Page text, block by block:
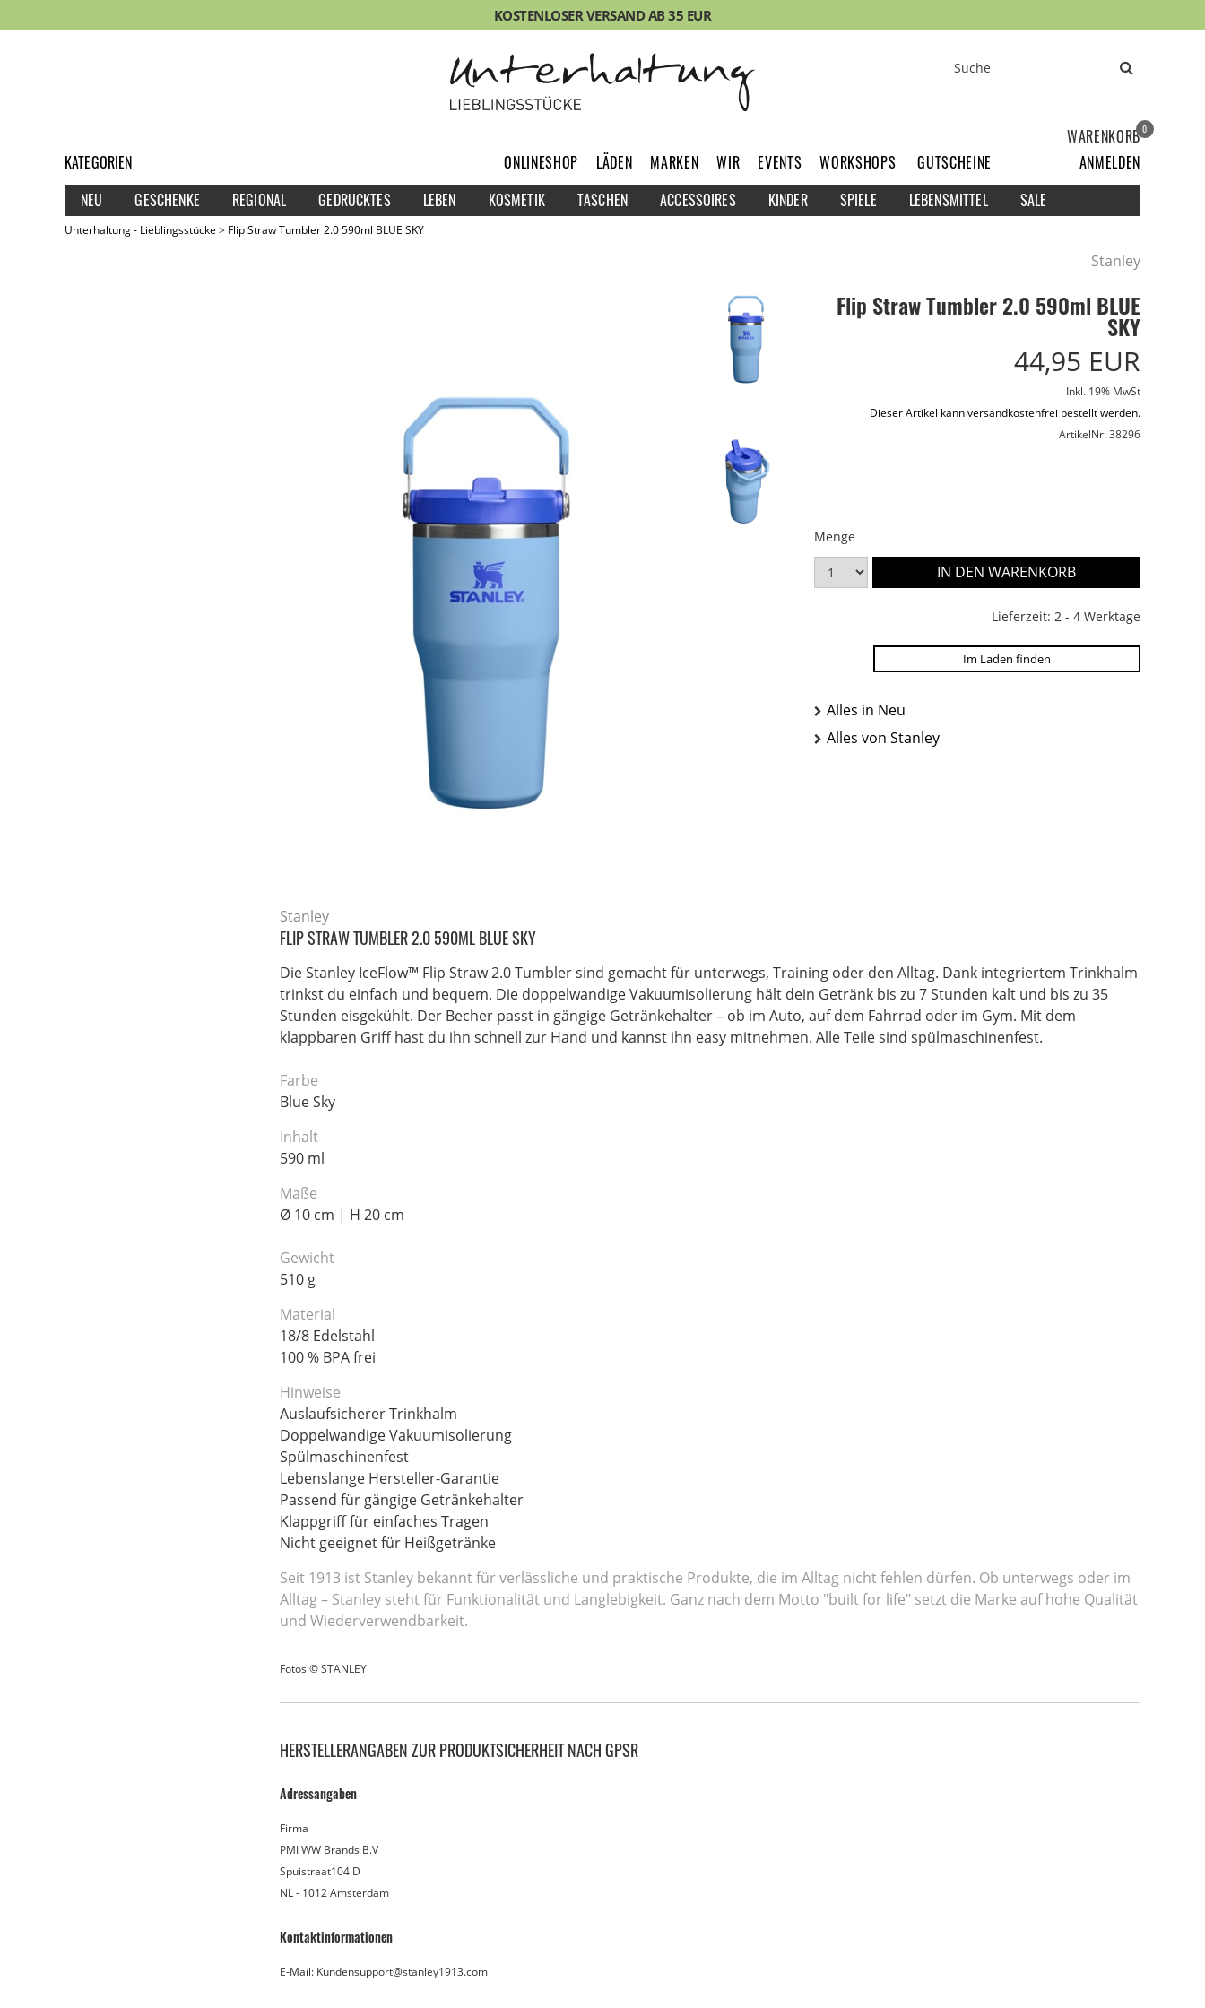
KOSTENLOSER VERSAND AB 35 EUR
KATEGORIEN
NEU
GESCHENKE REGIONAL GEDRUCKTES LEBEN KOSMETIK TASCHEN ACCESSOIRES KINDER SPIELE LEBENSMITTEL SALE
ONLINESHOP LÄDEN MARKEN WIR EVENTS WORKSHOPS GUTSCHEINE
WARENKORB0
ANMELDEN
Unterhaltung - Lieblingsstücke Flip Straw Tumbler 2.0 590ml BLUE SKY
Stanley
Flip Straw Tumbler 2.0 590ml BLUE
SKY
44,95 EUR
Inkl. 19% MwSt
Dieser Artikel kann versandkostenfrei bestellt werden.
ArtikelNr: 38296
Menge
Lieferzeit: 2 - 4 Werktage
Im Laden finden
Alles in Neu
Alles von Stanley
Stanley
FLIP STRAW TUMBLER 2.0 590ML BLUE SKY
Die Stanley IceFlow™ Flip Straw 2.0 Tumbler sind gemacht für unterwegs, Training oder den Alltag. Dank integriertem Trinkhalm
trinkst du einfach und bequem. Die doppelwandige Vakuumisolierung hält dein Getränk bis zu 7 Stunden kalt und bis zu 35
Stunden eisgekühlt. Der Becher passt in gängige Getränkehalter – ob im Auto, auf dem Fahrrad oder im Gym. Mit dem
klappbaren Griff hast du ihn schnell zur Hand und kannst ihn easy mitnehmen. Alle Teile sind spülmaschinenfest.
Farbe
Blue Sky
Inhalt
590 ml
Maße
Ø 10 cm | H 20 cm
Gewicht
510 g
Material
18/8 Edelstahl
100 % BPA frei
Hinweise
Auslaufsicherer Trinkhalm
Doppelwandige Vakuumisolierung
Spülmaschinenfest
Lebenslange Hersteller-Garantie
Passend für gängige Getränkehalter
Klappgriff für einfaches Tragen
Nicht geeignet für Heißgetränke
Seit 1913 ist Stanley bekannt für verlässliche und praktische Produkte, die im Alltag nicht fehlen dürfen. Ob unterwegs oder im
Alltag – Stanley steht für Funktionalität und Langlebigkeit. Ganz nach dem Motto "built for life" setzt die Marke auf hohe Qualität
und Wiederverwendbarkeit.
Fotos © STANLEY
HERSTELLERANGABEN ZUR PRODUKTSICHERHEIT NACH GPSR
Adressangaben
Firma
PMI WW Brands B.V
Spuistraat104 D
NL - 1012 Amsterdam
Kontaktinformationen
E-Mail: Kundensupport@stanley1913.com